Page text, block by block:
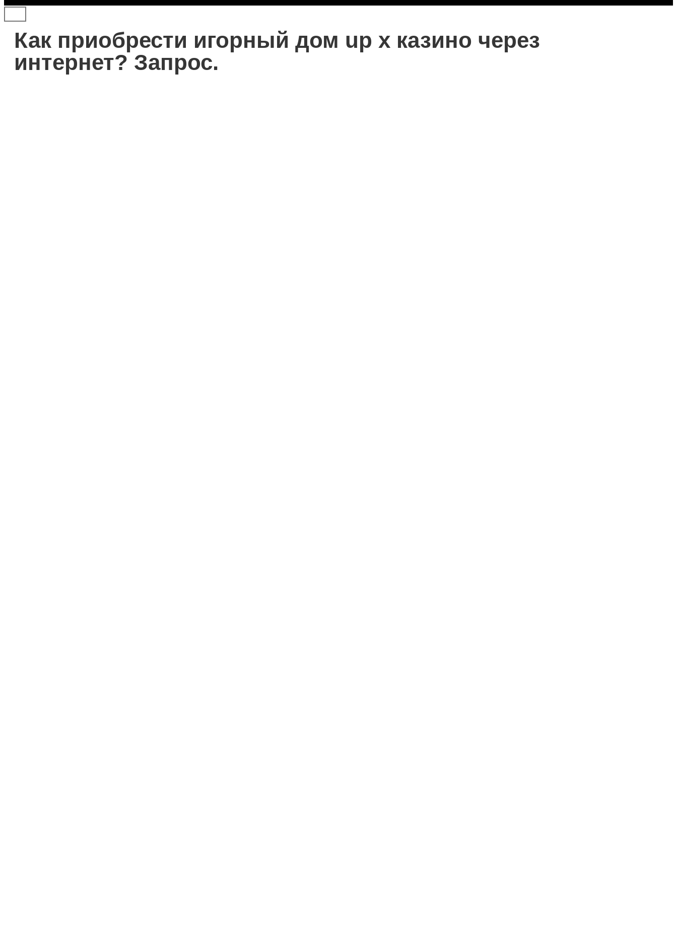
Как приобрести игорный дом up x казино через
интернет? Запрос.